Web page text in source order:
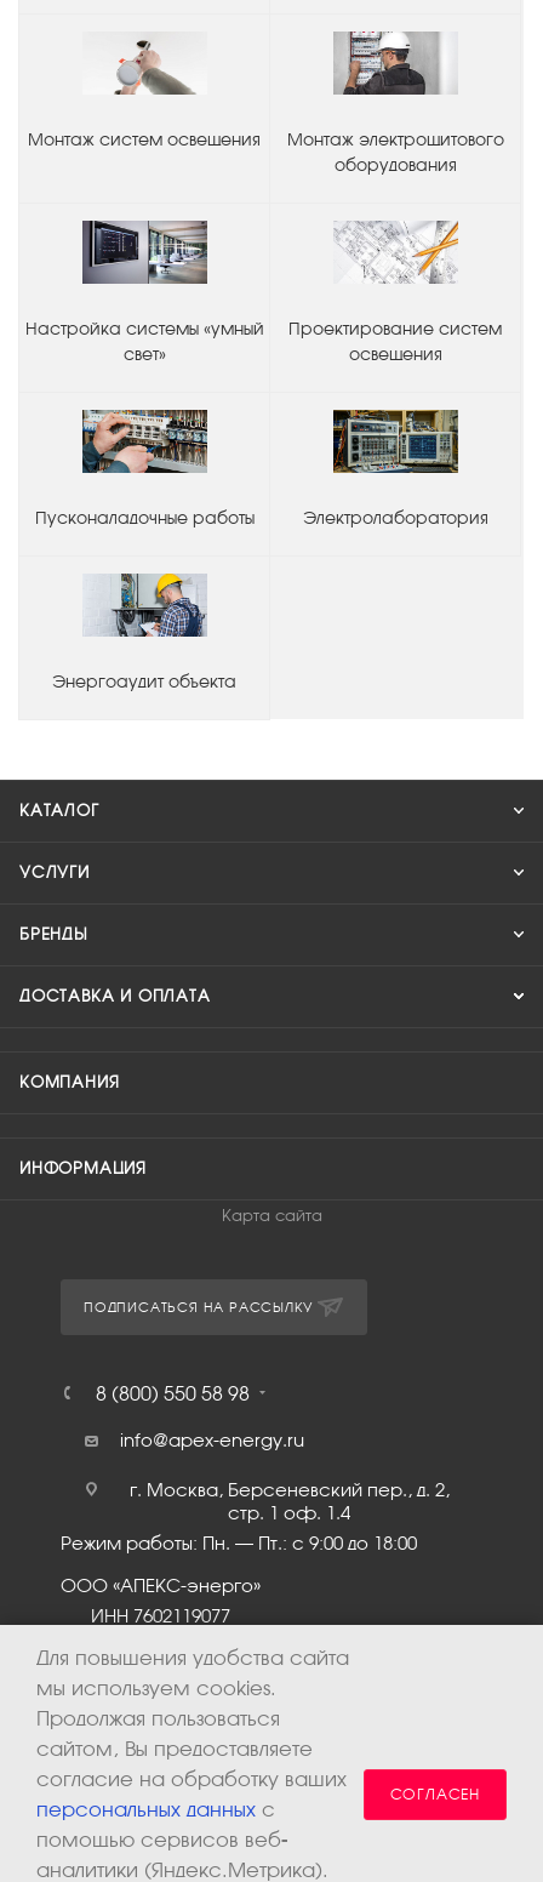
Монтаж систем освещения
Монтаж электрощитового
оборудования
Настройка системы «умный
свет»
Проектирование систем
освещения
Пусконаладочные работы Электролаборатория
Энергоаудит объекта
КАТАЛОГ
УСЛУГИ
БРЕНДЫ
ДОСТАВКА И ОПЛАТА
КОМПАНИЯ
ИНФОРМАЦИЯ
Карта сайта
ПОДПИСАТЬСЯ НА РАССЫЛКУ
8 (800) 550 58 98
info@apex-energy.ru
г. Москва, Берсеневский пер., д. 2,
стр. 1 оф. 1.4
Режим работы: Пн. – Пт.: с 9:00 до 18:00
ООО «АПЕКС-энерго»
ИНН 7602119077
Для повышения удобства сайта
мы используем cookies.
Продолжая пользоваться
сайтом, Вы предоставляете
согласие на обработку ваших
персональных данных с
помощью сервисов веб-
аналитики (Яндекс.Метрика).
СОГЛАСЕН